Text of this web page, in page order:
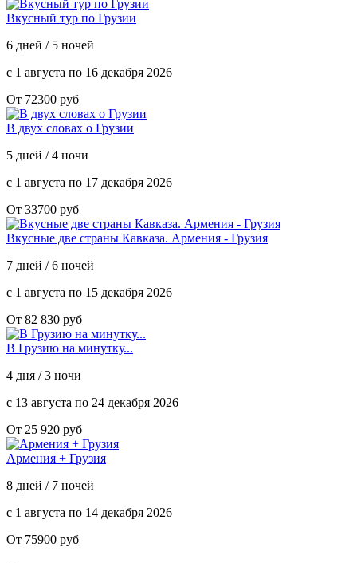
Вкусный тур по Грузии
6 дней / 5 ночей
с 1 августа по 16 декабря 2026
От 72300 руб
В двух словах о Грузии
5 дней / 4 ночи
с 1 августа по 17 декабря 2026
От 33700 руб
Вкусные две страны Кавказа. Армения - Грузия
7 дней / 6 ночей
с 1 августа по 15 декабря 2026
От 82 830 руб
В Грузию на минутку...
4 дня / 3 ночи
с 13 августа по 24 декабря 2026
От 25 920 руб
Армения + Грузия
8 дней / 7 ночей
с 1 августа по 14 декабря 2026
От 75900 руб